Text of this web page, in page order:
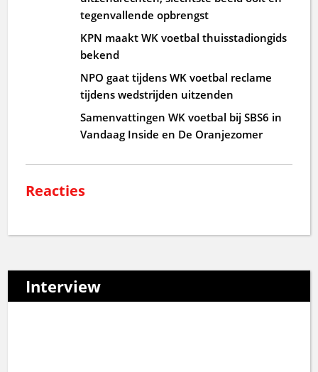
tegenvallende opbrengst
KPN maakt WK voetbal thuisstadiongids
bekend
NPO gaat tijdens WK voetbal reclame
tijdens wedstrijden uitzenden
Samenvattingen WK voetbal bij SBS6 in
Vandaag Inside en De Oranjezomer
Reacties
Interview